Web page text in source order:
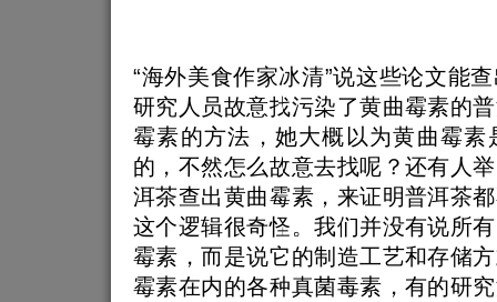
“海外美食作家冰清”说这些论文能
研究人员故意找污染了黄曲霉素的
霉素的方法，她大概以为黄曲霉素
的，不然怎么故意去找呢？还有人
洱茶查出黄曲霉素，来证明普洱茶
这个逻辑很奇怪。我们并没有说所
霉素，而是说它的制造工艺和存储
霉素在内的各种真菌毒素，有的研